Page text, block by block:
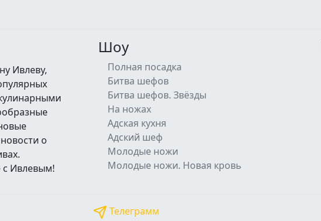
Ивлеву,
о
с Ивлевым!
Шоу
Полная посадка
Битва шефов
Битва шефов. Звёзды
На ножах
Адская кухня
Адский шеф
Молодые ножи
Молодые ножи. Новая кровь
Телеграмм